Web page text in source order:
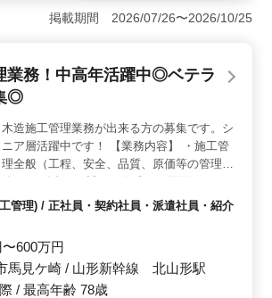
務を通じて、培った知識と技術を活用
日＞ 週休二日制で、毎週木曜日と
やすいスケジュールです。 ＜福利
住宅手当が支給され、社会保険も完
、安心して長期間勤めることが可能で
小さな子供がいる家庭もサポートしま
当が全額支給されるため、通勤に関す
ます。
掲載期間 2026/07/26〜2026/10/25
業務！中高年活躍中◎ベテラ
◎
木造施工管理業務が出来る方の募集です。シ
ニア層活躍中です！ 【業務内容】 ・施工管
理全般（工程、安全、品質、原価等の管理業
ック・修正、提出書類の作成 ・資材発注、
ォーム 今までの経験を活かして働ける方募
集です！皆様のご応募、お待ちしておりま
す！
管理) / 正社員・契約社員・派遣社員・紹介
〜600万円
馬見ケ崎 / 山形新幹線 北山形駅
/ 最高年齢 78歳